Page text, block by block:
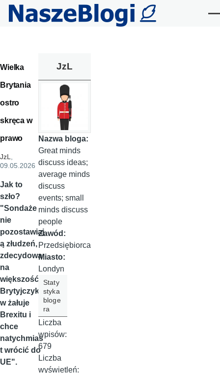
Przejdź do treści
Wielka
Brytania
ostro
skręca w
prawo
JzL,
09.05.2026
Jak to
szło?
"Sondaże
nie
pozostawiaj
ą złudzeń,
zdecydowa
na
większość
Brytyjczykó
w żałuje
Brexitu i
chce
natychmias
t wrócić do
UE".
JzL
Nazwa bloga:
Great minds
discuss ideas;
average minds
discuss
events; small
minds discuss
people
Zawód:
Przedsiębiorca
Miasto:
Londyn
Staty
styka
bloge
ra
Liczba
wpisów:
679
Liczba
wyświetleń: